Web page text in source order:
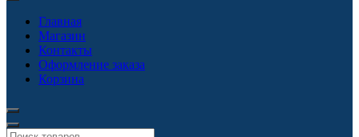
Главная
Магазин
Контакты
Оформление заказа
Корзина